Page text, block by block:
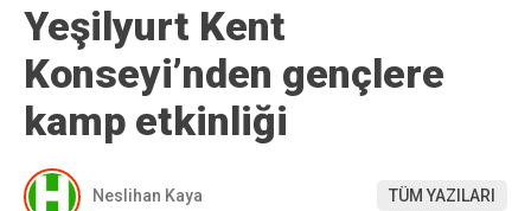
Yeşilyurt Kent
Konseyi’nden gençlere
kamp etkinliği
Neslihan Kaya TÜM YAZILARI